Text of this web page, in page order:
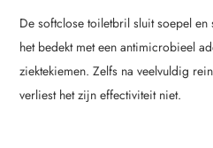
De softclose toiletbril sluit soepel
het bedekt met een antimicrobieel
ziektekiemen. Zelfs na veelvuldig
verliest het zijn effectiviteit niet.